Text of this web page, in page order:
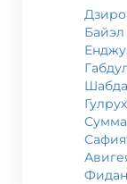
Дзиро
Байэл